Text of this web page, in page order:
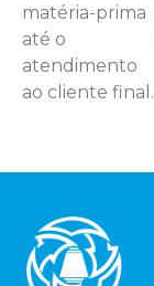
matéria-prima
até o
atendimento
ao cliente final.